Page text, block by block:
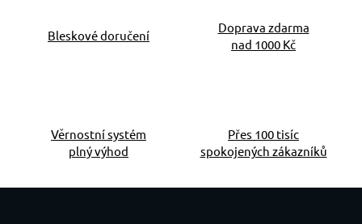
Bleskové doručení
Doprava zdarma
nad 1000 Kč
Věrnostní systém
plný výhod
Přes 100 tisíc
spokojených zákazníků